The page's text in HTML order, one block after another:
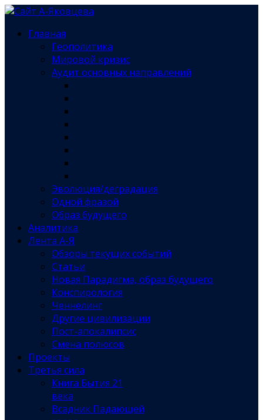
Главная
Геополитика
Мировой кризис
Аудит основных направлений
Эволюция/деградация
Одной фразой
Образ будущего
Аналитика
Лента А-Я
Обзоры текущих событий
Статьи
Новая Парадигма, образ будущего
Конспирология
Ченнелинг
Другие цивилизации
Пост-апокалипсис
Смена полюсов
Проекты
Третья сила
Книга Бытия 21
века
Всадник Падающей